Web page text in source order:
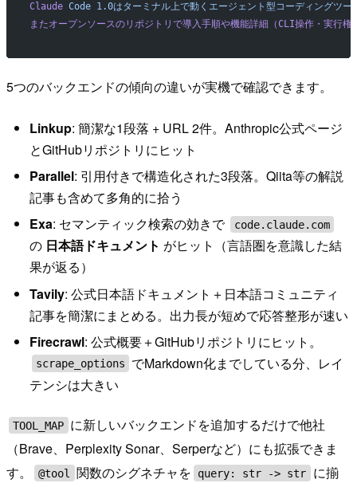
Claude Code 1.0はターミナル上で動くエージェント型コーディングツー
またオープンソースのリポジトリで導入手順や機能詳細（CLI操作・実行
5つのバックエンドの傾向の違いが実機で確認できます。
Linkup: 簡潔な1段落 + URL 2件。Anthropic公式ページ
とGitHubリポジトリにヒット
Parallel: 引用付きで構造化された3段落。Qiita等の解説
記事も含めて多角的に拾う
Exa: セマンティック検索の効きで code.claude.com
の 日本語ドキュメント がヒット（言語圏を意識した結
果が返る）
Tavily: 公式日本語ドキュメント＋日本語コミュニティ
記事を簡潔にまとめる。出力長が短めで応答整形が速い
Firecrawl: 公式概要＋GitHubリポジトリにヒット。
scrape_options
でMarkdown化までしている分、レイ
テンシは大きい
TOOL_MAP に新しいバックエンドを追加するだけで他社
（Brave、Perplexity Sonar、Serperなど）にも拡張できま
す。
@tool 関数のシグネチャを query: str -> str
に揃